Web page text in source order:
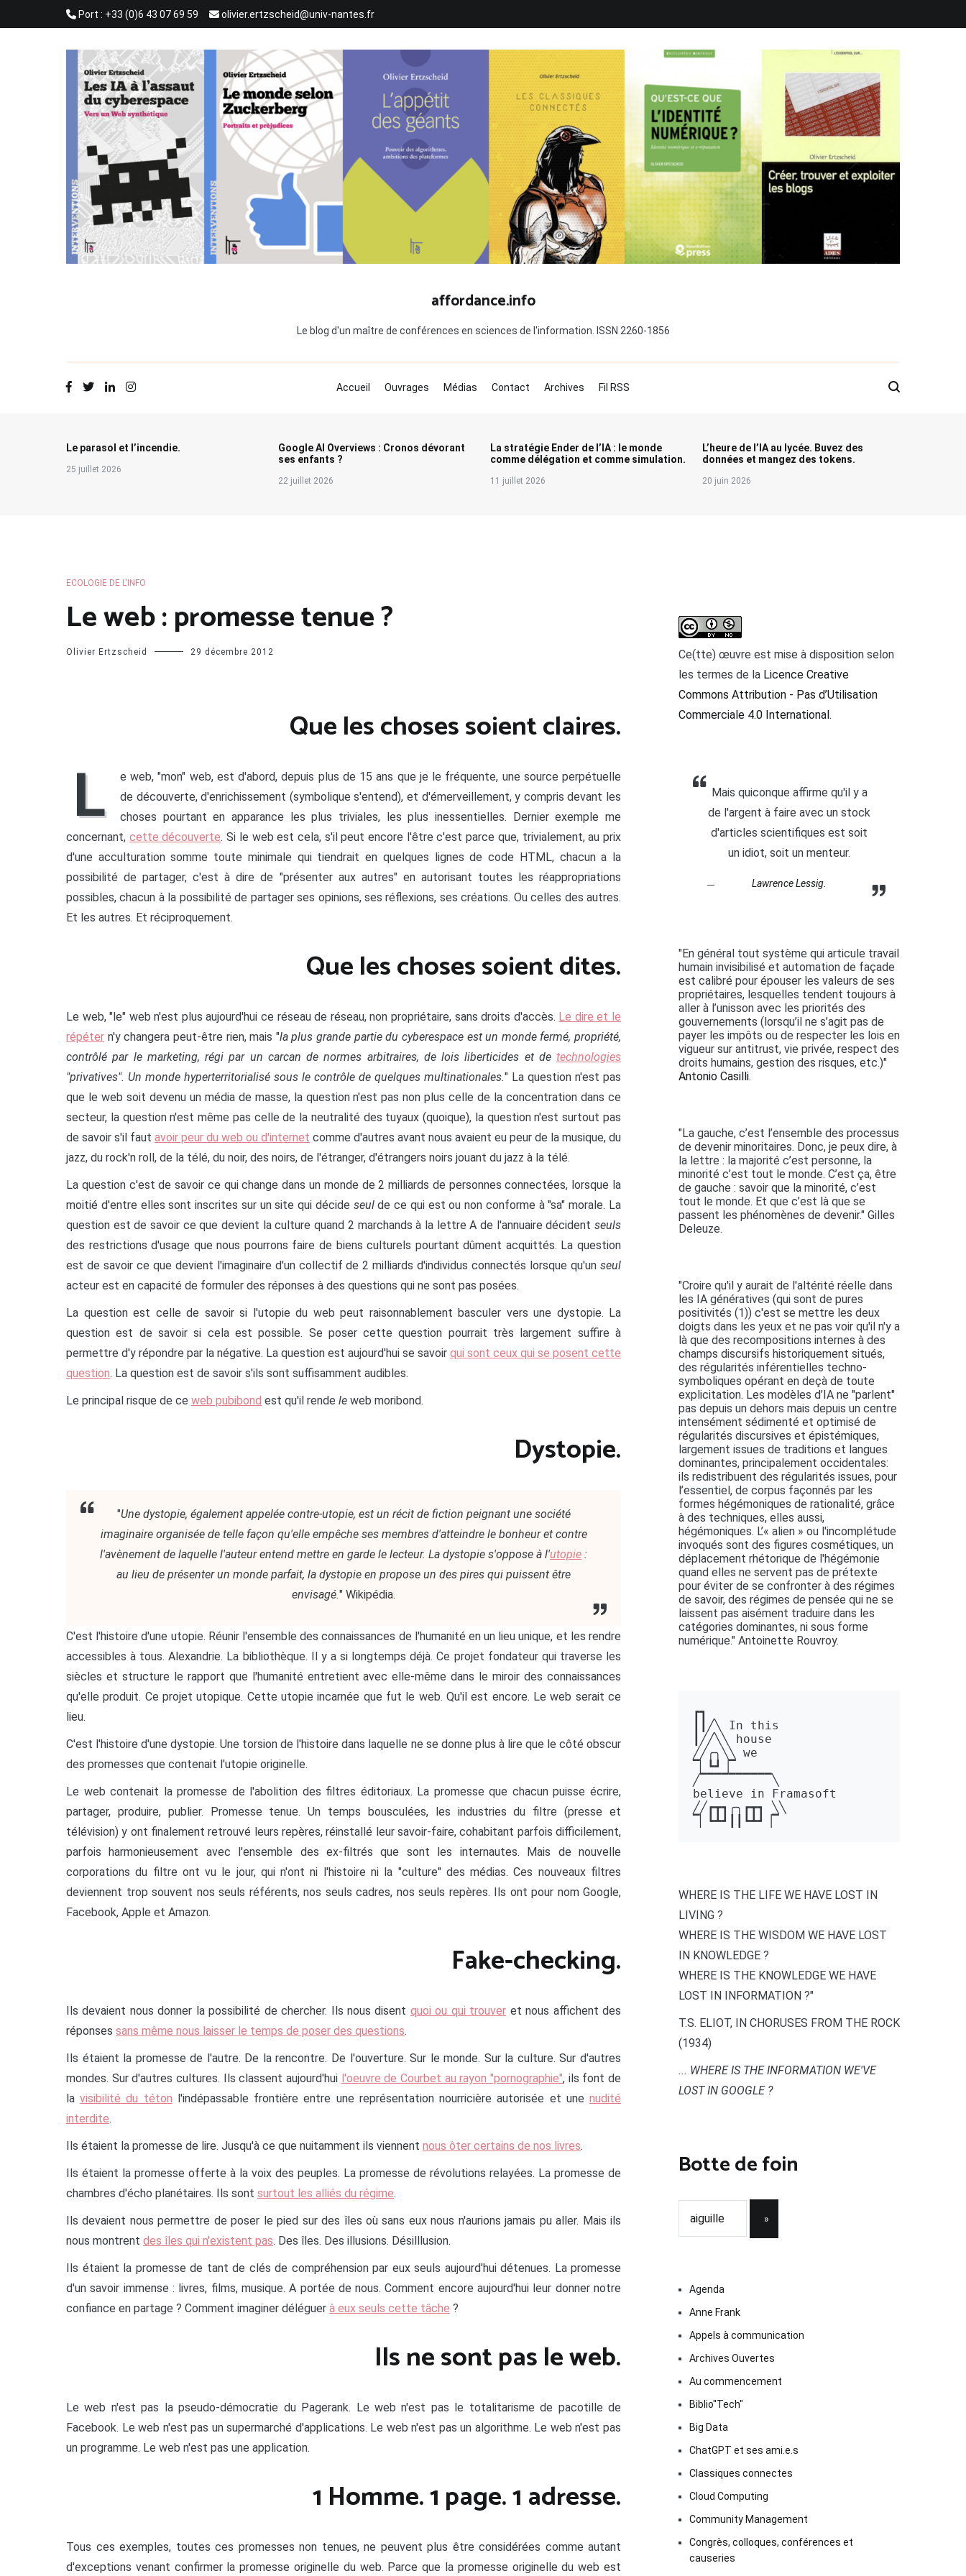
Port : +33 (0)6 43 07 69 59 olivier.ertzscheid@univ-nantes.fr
affordance.info
Le blog d'un maître de conférences en sciences de l'information. ISSN 2260-1856
Accueil Ouvrages Médias Contact Archives Fil RSS
Le parasol et l’incendie.
25 juillet 2026
Google AI Overviews : Cronos dévorant
ses enfants ?
22 juillet 2026
La stratégie Ender de l’IA : le monde
comme délégation et comme simulation.
11 juillet 2026
L’heure de l’IA au lycée. Buvez des
données et mangez des tokens.
20 juin 2026
ECOLOGIE DE L'INFO
Le web : promesse tenue ?
Olivier Ertzscheid 29 décembre 2012
Que les choses soient claires.
L
e web, "mon" web, est d'abord, depuis plus de 15 ans que je le fréquente, une source perpétuelle
de découverte, d'enrichissement (symbolique s'entend), et d'émerveillement, y compris devant les
choses pourtant en apparance les plus triviales, les plus inessentielles. Dernier exemple me
concernant, cette découverte. Si le web est cela, s'il peut encore l'être c'est parce que, trivialement, au prix
d'une acculturation somme toute minimale qui tiendrait en quelques lignes de code HTML, chacun a la
possibilité de partager, c'est à dire de "présenter aux autres" en autorisant toutes les réappropriations
possibles, chacun à la possibilité de partager ses opinions, ses réflexions, ses créations. Ou celles des autres.
Et les autres. Et réciproquement.
Que les choses soient dites.
Le web, "le" web n'est plus aujourd'hui ce réseau de réseau, non propriétaire, sans droits d'accès. Le dire et le
répéter n'y changera peut-être rien, mais "la plus grande partie du cyberespace est un monde fermé, propriété,
contrôlé par le marketing, régi par un carcan de normes arbitraires, de lois liberticides et de technologies
"privatives". Un monde hyperterritorialisé sous le contrôle de quelques multinationales." La question n'est pas
que le web soit devenu un média de masse, la question n'est pas non plus celle de la concentration dans ce
secteur, la question n'est même pas celle de la neutralité des tuyaux (quoique), la question n'est surtout pas
de savoir s'il faut avoir peur du web ou d'internet comme d'autres avant nous avaient eu peur de la musique, du
jazz, du rock'n roll, de la télé, du noir, des noirs, de l'étranger, d'étrangers noirs jouant du jazz à la télé.
La question c'est de savoir ce qui change dans un monde de 2 milliards de personnes connectées, lorsque la
moitié d'entre elles sont inscrites sur un site qui décide seulde ce qui est ou non conforme à "sa" morale. La
question est de savoir ce que devient la culture quand 2 marchands à la lettre A de l'annuaire décident seuls
des restrictions d'usage que nous pourrons faire de biens culturels pourtant dûment acquittés. La question
est de savoir ce que devient l'imaginaire d'un collectif de 2 milliards d'individus connectés lorsque qu'un seul
acteur est en capacité de formuler des réponses à des questions qui ne sont pas posées.
La question est celle de savoir si l'utopie du web peut raisonnablement basculer vers une dystopie. La
question est de savoir si cela est possible. Se poser cette question pourrait très largement suffire à
permettre d'y répondre par la négative. La question est aujourd'hui se savoir qui sont ceux qui se posent cette
question. La question est de savoir s'ils sont suffisamment audibles.
Le principal risque de ce web pubibond est qu'il rende le web moribond.
Dystopie.
"Une dystopie, également appelée contre-utopie, est un récit de fiction peignant une société
imaginaire organisée de telle façon qu'elle empêche ses membres d'atteindre le bonheur et contre
l'avènement de laquelle l'auteur entend mettre en garde le lecteur. La dystopie s'oppose à l'utopie :
au lieu de présenter un monde parfait, la dystopie en propose un des pires qui puissent être
envisagé." Wikipédia.
C'est l'histoire d'une utopie. Réunir l'ensemble des connaissances de l'humanité en un lieu unique, et les rendre
accessibles à tous. Alexandrie. La bibliothèque. Il y a si longtemps déjà. Ce projet fondateur qui traverse les
siècles et structure le rapport que l'humanité entretient avec elle-même dans le miroir des connaissances
qu'elle produit. Ce projet utopique. Cette utopie incarnée que fut le web. Qu'il est encore. Le web serait ce
lieu.
C'est l'histoire d'une dystopie. Une torsion de l'histoire dans laquelle ne se donne plus à lire que le côté obscur
des promesses que contenait l'utopie originelle.
Le web contenait la promesse de l'abolition des filtres éditoriaux. La promesse que chacun puisse écrire,
partager, produire, publier. Promesse tenue. Un temps bousculées, les industries du filtre (presse et
télévision) y ont finalement retrouvé leurs repères, réinstallé leur savoir-faire, cohabitant parfois difficilement,
parfois harmonieusement avec l'ensemble des ex-filtrés que sont les internautes. Mais de nouvelle
corporations du filtre ont vu le jour, qui n'ont ni l'histoire ni la "culture" des médias. Ces nouveaux filtres
deviennent trop souvent nos seuls référents, nos seuls cadres, nos seuls repères. Ils ont pour nom Google,
Facebook, Apple et Amazon.
Fake-checking.
Ils devaient nous donner la possibilité de chercher. Ils nous disent quoi ou qui trouver et nous affichent des
réponses sans même nous laisser le temps de poser des questions.
Ils étaient la promesse de l'autre. De la rencontre. De l'ouverture. Sur le monde. Sur la culture. Sur d'autres
mondes. Sur d'autres cultures. Ils classent aujourd'hui l'oeuvre de Courbet au rayon "pornographie", ils font de
lavisibilité du téton l'indépassable frontière entre une représentation nourricière autorisée et unenudité
interdite.
Ils étaient la promesse de lire. Jusqu'à ce que nuitamment ils viennent nous ôter certains de nos livres.
Ils étaient la promesse offerte à la voix des peuples. La promesse de révolutions relayées. La promesse de
chambres d'écho planétaires. Ils sont surtout les alliés du régime.
Ils devaient nous permettre de poser le pied sur des îles où sans eux nous n'aurions jamais pu aller. Mais ils
nous montrent des îles qui n'existent pas. Des îles. Des illusions. Désilllusion.
Ils étaient la promesse de tant de clés de compréhension par eux seuls aujourd'hui détenues. La promesse
d'un savoir immense : livres, films, musique. A portée de nous. Comment encore aujourd'hui leur donner notre
confiance en partage ? Comment imaginer déléguer à eux seuls cette tâche ?
Ils ne sont pas le web.
Le web n'est pas la pseudo-démocratie du Pagerank. Le web n'est pas le totalitarisme de pacotille de
Facebook. Le web n'est pas un supermarché d'applications. Le web n'est pas un algorithme. Le web n'est pas
un programme. Le web n'est pas une application.
1 Homme. 1 page. 1 adresse.
Tous ces exemples, toutes ces promesses non tenues, ne peuvent plus être considérées comme autant
d'exceptions venant confirmer la promesse originelle du web. Parce que la promesse originelle du web est
Ce(tte) œuvre est mise à disposition selon
les termes de la Licence Creative
Commons Attribution - Pas d’Utilisation
Commerciale 4.0 International .
Mais quiconque affirme qu'il y a
de l'argent à faire avec un stock
d'articles scientifiques est soit
un idiot, soit un menteur.
Lawrence Lessig.
"En général tout système qui articule travail
humain invisibilisé et automation de façade
est calibré pour épouser les valeurs de ses
propriétaires, lesquelles tendent toujours à
aller à l’unisson avec les priorités des
gouvernements (lorsqu’il ne s’agit pas de
payer les impôts ou de respecter les lois en
vigueur sur antitrust, vie privée, respect des
droits humains, gestion des risques, etc.)"
Antonio Casilli.
"La gauche, c’est l’ensemble des processus
de devenir minoritaires. Donc, je peux dire, à
la lettre : la majorité c’est personne, la
minorité c’est tout le monde. C’est ça, être
de gauche : savoir que la minorité, c’est
tout le monde. Et que c’est là que se
passent les phénomènes de devenir." Gilles
Deleuze.
"Croire qu'il y aurait de l'altérité réelle dans
les IA génératives (qui sont de pures
positivités (1)) c'est se mettre les deux
doigts dans les yeux et ne pas voir qu'il n'y a
là que des recompositions internes à des
champs discursifs historiquement situés,
des régularités inférentielles techno-
symboliques opérant en deçà de toute
explicitation. Les modèles d’IA ne "parlent"
pas depuis un dehors mais depuis un centre
intensément sédimenté et optimisé de
régularités discursives et épistémiques,
largement issues de traditions et langues
dominantes, principalement occidentales:
ils redistribuent des régularités issues, pour
l’essentiel, de corpus façonnés par les
formes hégémoniques de rationalité, grâce
à des techniques, elles aussi,
hégémoniques. L’« alien » ou l'incomplétude
invoqués sont des figures cosmétiques, un
déplacement rhétorique de l'hégémonie
quand elles ne servent pas de prétexte
pour éviter de se confronter à des régimes
de savoir, des régimes de pensée qui ne se
laissent pas aisément traduire dans les
catégories dominantes, ni sous forme
numérique." Antoinette Rouvroy.
┏┓
┃┃╱╲ In this
┃╱╱╲╲ house
╱╱╭╮╲╲ we
▔▏┗┛▕▔
╱▔▔▔▔▔▔▔▔▔▔╲
believe in Framasoft
╱╱┏┳┓╭╮┏┳┓ ╲╲
▔▏┗┻┛┃┃┗┻┛▕▔
WHERE IS THE LIFE WE HAVE LOST IN
LIVING ?
WHERE IS THE WISDOM WE HAVE LOST
IN KNOWLEDGE ?
WHERE IS THE KNOWLEDGE WE HAVE
LOST IN INFORMATION ?"
T.S. ELIOT, IN CHORUSES FROM THE ROCK
(1934)
... WHERE IS THE INFORMATION WE'VE
LOST IN GOOGLE ?
Botte de foin
Agenda
Anne Frank
Appels à communication
Archives Ouvertes
Au commencement
Biblio"Tech"
Big Data
ChatGPT et ses ami.e.s
Classiques connectes
Cloud Computing
Community Management
Congrès, colloques, conférences et
causeries